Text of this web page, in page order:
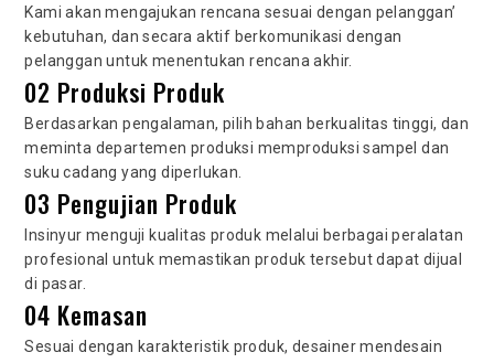
Kami akan mengajukan rencana sesuai dengan pelanggan’
kebutuhan, dan secara aktif berkomunikasi dengan
pelanggan untuk menentukan rencana akhir.
02 Produksi Produk
Berdasarkan pengalaman, pilih bahan berkualitas tinggi, dan
meminta departemen produksi memproduksi sampel dan
suku cadang yang diperlukan.
03 Pengujian Produk
Insinyur menguji kualitas produk melalui berbagai peralatan
profesional untuk memastikan produk tersebut dapat dijual
di pasar.
04 Kemasan
Sesuai dengan karakteristik produk, desainer mendesain